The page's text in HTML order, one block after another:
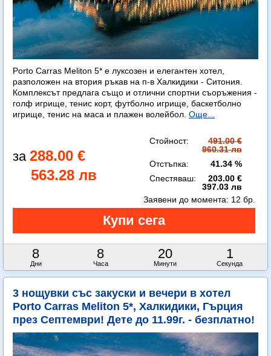
Porto Carras Meliton 5* е луксозен и елегантен хотел,
разположен на втория ръкав на п-в Халкидики - Ситония.
Комплексът предлага също и отлични спортни съоръжения -
голф игрище, тенис корт, футболно игрище, баскетболно
игрище, тенис на маса и плажен волейбол. Още...
288.00 €
563.28 лв
Стойност:
491.00 €
960.31 лв
Отстъпка:
41.34 %
Спестяваш:
203.00 €
397.03 лв
8
Дни
8
Часа
19
Минути
59
Секунди
Заявени до момента: 12 бр.
3 нощувки със закуски и вечери в хотел
Porto Carras Meliton 5*, Халкидики, Гърция
през Септември! Дете до 11.99г. - безплатно!